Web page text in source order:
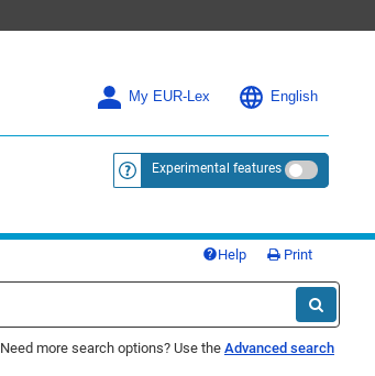
My EUR-Lex English
<a href="https://eur-lex.europa.eu/
Experimental features
Help Print
Need more search options? Use the Advanced search